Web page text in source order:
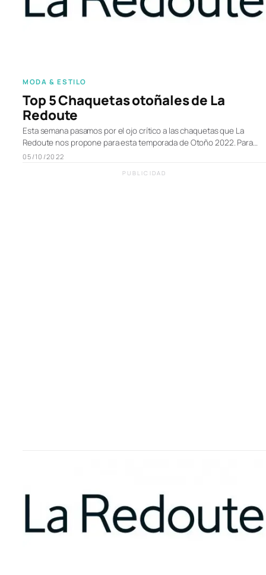
MODA & ESTILO
Top 5 Chaquetas otoñales de La
Redoute
Esta semana pasamos por el ojo crítico a las chaquetas que La
Redoute nos propone para esta temporada de Otoño 2022. Para…
05/10/2022
PUBLICIDAD